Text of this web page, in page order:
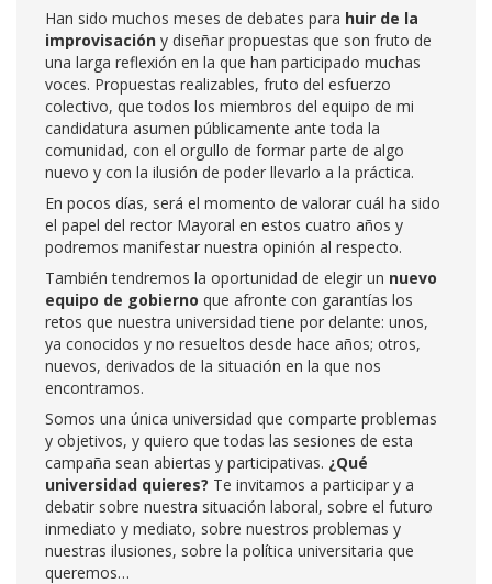
Han sido muchos meses de debates para huir de la
improvisación y diseñar propuestas que son fruto de
una larga reflexión en la que han participado muchas
voces. Propuestas realizables, fruto del esfuerzo
colectivo, que todos los miembros del equipo de mi
candidatura asumen públicamente ante toda la
comunidad, con el orgullo de formar parte de algo
nuevo y con la ilusión de poder llevarlo a la práctica.
En pocos días, será el momento de valorar cuál ha sido
el papel del rector Mayoral en estos cuatro años y
podremos manifestar nuestra opinión al respecto.
También tendremos la oportunidad de elegir un nuevo
equipo de gobierno que afronte con garantías los
retos que nuestra universidad tiene por delante: unos,
ya conocidos y no resueltos desde hace años; otros,
nuevos, derivados de la situación en la que nos
encontramos.
Somos una única universidad que comparte problemas
y objetivos, y quiero que todas las sesiones de esta
campaña sean abiertas y participativas. ¿Qué
universidad quieres? Te invitamos a participar y a
debatir sobre nuestra situación laboral, sobre el futuro
inmediato y mediato, sobre nuestros problemas y
nuestras ilusiones, sobre la política universitaria que
queremos…